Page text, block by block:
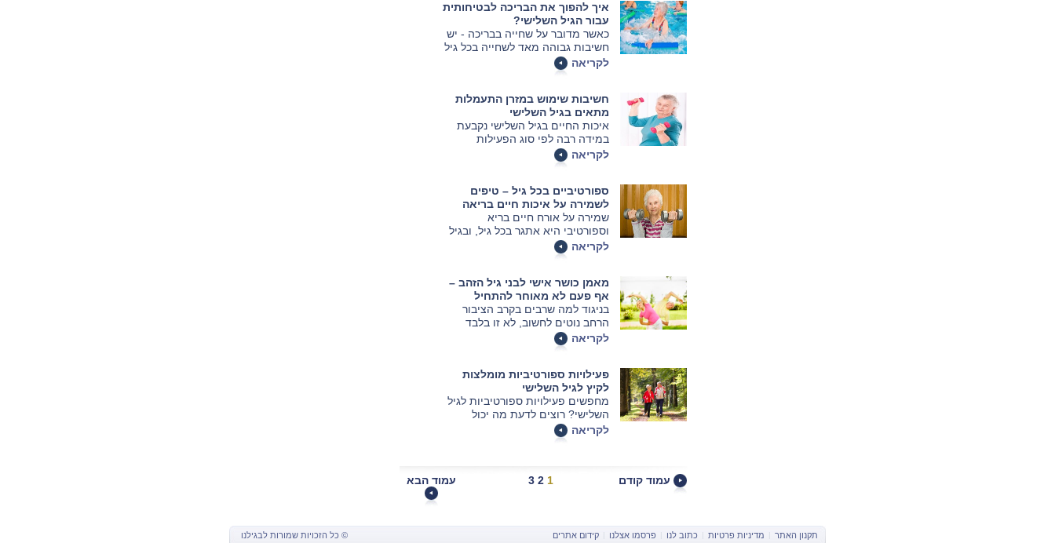
זאת ללא פגיעה במערכות אחרות
בגוף.
איך להפוך את הבריכה לבטיחותית
עבור הגיל השלישי?
כאשר מדובר על שחייה בבריכה - יש
חשיבות גבוהה מאד לשחייה בכל גיל
ובפרט בגיל השלישי ואנשים
מבוגרים רבים אכן ממשיכים
לקריאה
חשיבות שימוש במזרן התעמלות
מתאים בגיל השלישי
איכות החיים בגיל השלישי נקבעת
במידה רבה לפי סוג הפעילות
הגופנית שמבוצעת על ידי גברים
ונשים. את הפעילות כדאי לערוך על
לשמור על סרגל מאמצים ולהבטיח
ביצועים גבוהים
לקריאה
ספורטיביים בכל גיל – טיפים
לשמירה על איכות חיים בריאה
שמירה על אורח חיים בריא
וספורטיבי היא אתגר בכל גיל, ובגיל
הזהב על אחת כמה וכמה. עם זאת,
לא רק שלא מדובר במשימה בלתי
וחשובה.
לקריאה
מאמן כושר אישי לבני גיל הזהב –
אף פעם לא מאוחר להתחיל
בניגוד למה שרבים בקרב הציבור
הרחב נוטים לחשוב, לא זו בלבד
שגיל הזהב אינו מהווה תירוץ להזניח
את הכושר הגופני, אלא שהכניסה
להתחיל לעסוק בכושר גופני, גם אם
לפני כן המתאמן מעולם לא התנסה
בתחום.
לקריאה
פעילויות ספורטיביות מומלצות
לקיץ לגיל השלישי
מחפשים פעילויות ספורטיביות לגיל
השלישי? רוצים לדעת מה יכול
להתאים להם ולפי מה כדאי
להחליט? כנסו לכתבה ותוכלו לראות
לקריאה
עמוד קודם 1
2
3 עמוד הבא
תקנון האתר מדיניות פרטיות כתוב לנו פרסמו אצלנו קידום אתרים © כל הזכויות שמורות לבגילנו